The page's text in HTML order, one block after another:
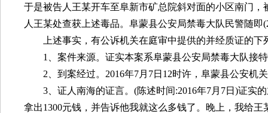
于是被告人王某开车至阜新市矿总院斜对面的小区南门
人王某处查获上述毒品。阜蒙县公安局禁毒大队民警随即
上述事实，有公诉机关在庭审中提供的并经质证的下
1
、案件来源。证实本案系阜蒙县公安局禁毒大队接
2 、到案经过。 2016年7月 7日 12时许，阜蒙县公安机
3 、证人南海的证言。 (陈述时间:2016年7月 7日 )证实
拿出1300元钱，并告诉他我就这么多钱了。晚上，我给